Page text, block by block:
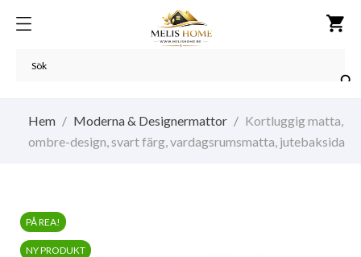
shopping_cart

Hem Moderna & Designermattor
Kortluggig matta,
ombre-design, svart färg, vardagsrumsmatta, jutebaksida
PÅ REA!
NY PRODUKT